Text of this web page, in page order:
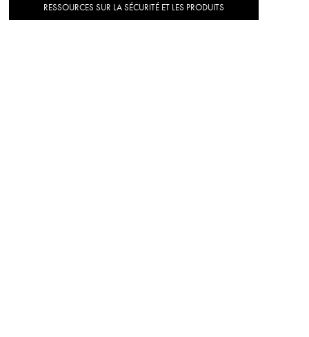
RESSOURCES SUR LA SÉCURITÉ ET LES PRODUITS